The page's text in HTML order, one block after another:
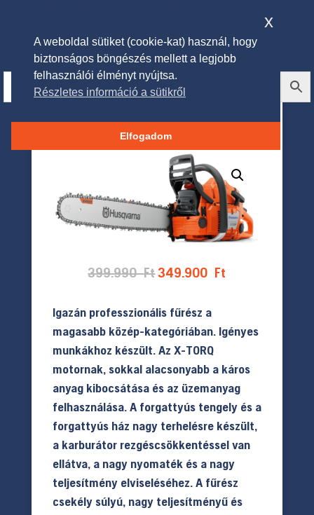
HUSQVARNA 372 XP® X-TORQ
benzines láncfűrész
399.990FtOriginal
was:
399.990 Ft.
349.900 Ft
349.900 Ft.
Igazán professzionális fűrész a
magasabb közép-kategóriában. Igényes
munkákhoz készült. Az X-TORQ
motornak, sokkal alacsonyabb a káros
anyag kibocsátása és az üzemanyag
felhasználása. A forgattyús tengely és a
forgattyús ház nagy terhelésre készült,
a karburátor rezgéscsökkentéssel van
ellátva, a nagy nyomaték és a nagy
teljesítmény elviseléséhez. A fűrész
csekély súlyú, nagy teljesítményű és
A weboldal sütiket (cookie-kat) használ, hogy
biztonságos böngészés mellett a legjobb
felhasználói élményt nyújtsa.
Részletes információ a sütikről
Elfogadom
x